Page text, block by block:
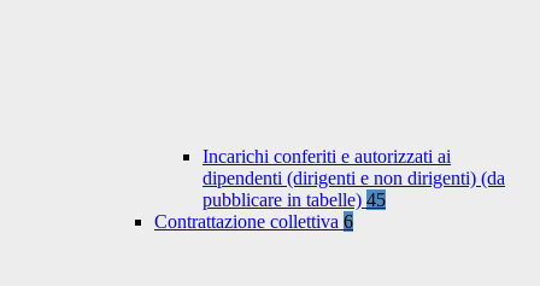
Incarichi conferiti e autorizzati ai
dipendenti (dirigenti e non dirigenti) (da
pubblicare in tabelle) 45
Contrattazione collettiva 6